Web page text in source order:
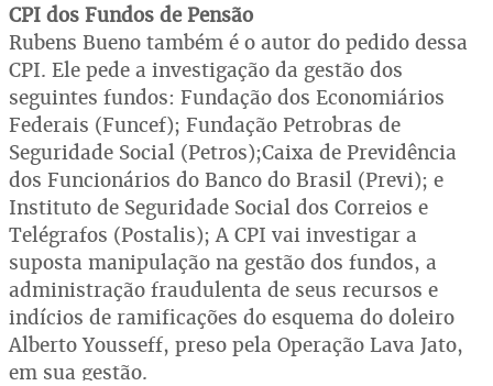
CPI dos Fundos de Pensão
Rubens Bueno também é o autor do pedido dessa
CPI. Ele pede a investigação da gestão dos
seguintes fundos: Fundação dos Economiários
Federais (Funcef); Fundação Petrobras de
Seguridade Social (Petros);Caixa de Previdência
dos Funcionários do Banco do Brasil (Previ); e
Instituto de Seguridade Social dos Correios e
Telégrafos (Postalis); A CPI vai investigar a
suposta manipulação na gestão dos fundos, a
administração fraudulenta de seus recursos e
indícios de ramificações do esquema do doleiro
Alberto Yousseff, preso pela Operação Lava Jato,
em sua gestão.